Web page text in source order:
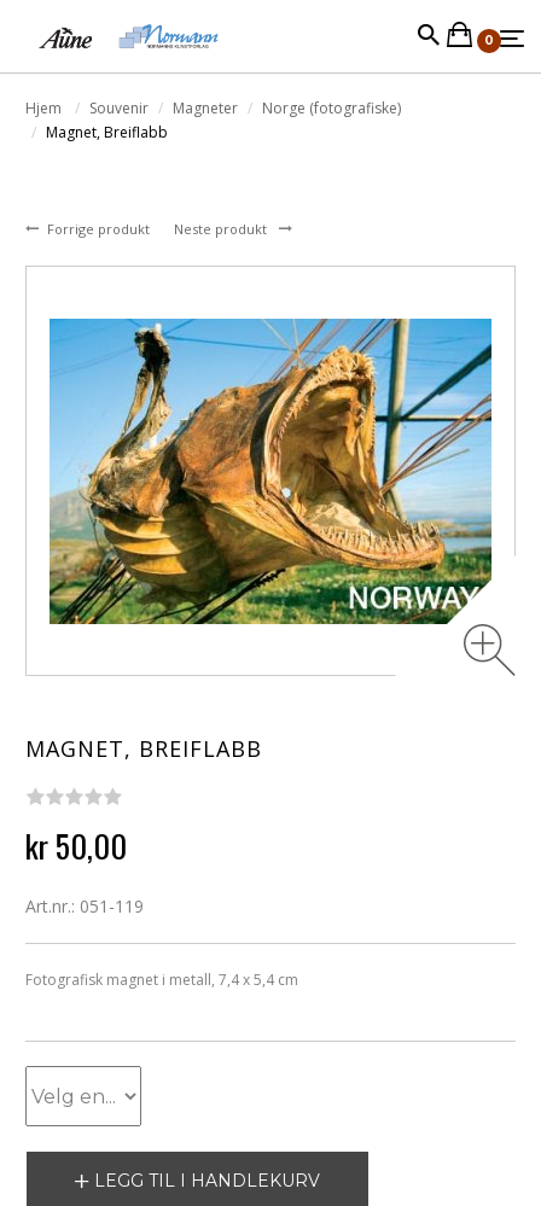
0
Hjem Souvenir Magneter
Norge (fotografiske)
Magnet, Breiflabb
Forrige produkt Neste produkt
MAGNET, BREIFLABB
kr 50,00
Art.nr.: 051-119
Fotografisk magnet i metall, 7,4 x 5,4 cm
LEGG TIL I HANDLEKURV